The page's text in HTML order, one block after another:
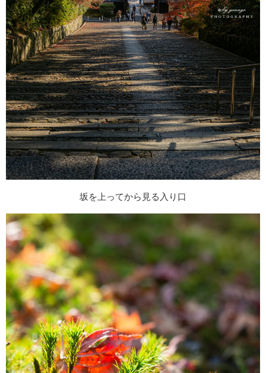
坂を上ってから見る入り口